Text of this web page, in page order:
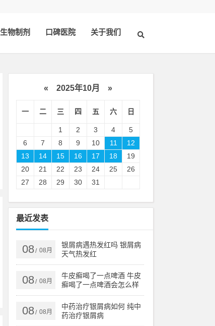
生物制剂 口碑医院 关于我们
« 2025年10月 »
一 二 三 四 五 六 日
1 2 3 4
5
6
7 8 9 10 11
12
13
14 15 16 17 18
19
20
21 22 23 24 25
26
27
28 29 30 31
最近发表
08/ 08月
银屑病遇热发红吗 银屑病
天气热发红
08/ 08月
牛皮癣喝了一点啤酒 牛皮
癣喝了一点啤酒会怎么样
08/ 08月
中药治疗银屑病如何 纯中
药治疗银屑病